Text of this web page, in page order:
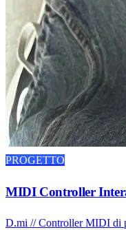
PROGETTO
MIDI Controller
D.mi // Controller MIDI di